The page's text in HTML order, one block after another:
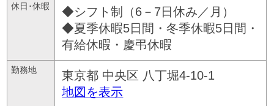
休日･休暇
◆シフト制（6－7日休み／月）
◆夏季休暇5日間・冬季休暇5日間・
有給休暇・慶弔休暇
勤務地 東京都 中央区 八丁堀4-10-1
地図を表示